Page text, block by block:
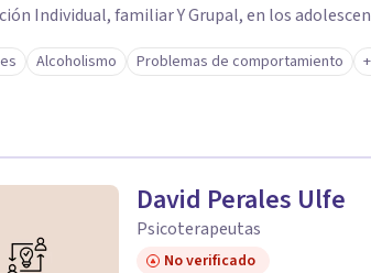
Individual, familiar Y Grupal, en los
Alcoholismo Problemas de comportamiento
David Perales Ulfe
Psicoterapeutas
No verificado